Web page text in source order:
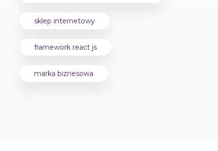
sklep internetowy
framework react js
marka biznesowa